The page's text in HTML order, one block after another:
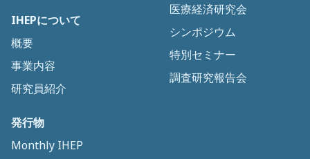
IHEPについて
概要
事業内容
研究員紹介
医療経済研究会
シンポジウム
特別セミナー
調査研究報告会
発行物
Monthly IHEP